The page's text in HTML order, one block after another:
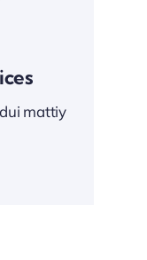
mattiy